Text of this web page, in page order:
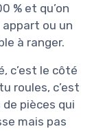
% et qu’on
appart ou un
à ranger.
c’est le côté
roules, c’est
de pièces qui
mais pas